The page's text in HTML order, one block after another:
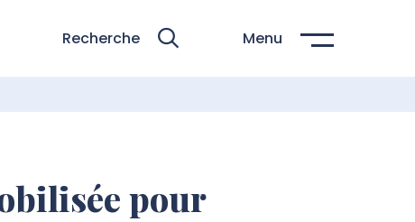
Recherche Menu
pour